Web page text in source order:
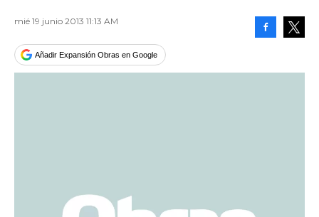
mié 19 junio 2013 11:13 AM
Añadir Expansión Obras en Google